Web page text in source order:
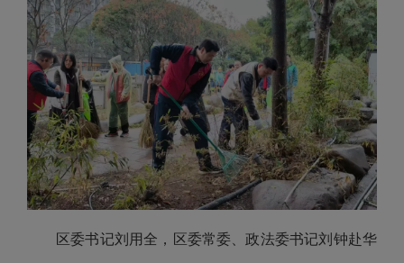
区委书记刘用全，区委常委、政法委书记刘钟赴华